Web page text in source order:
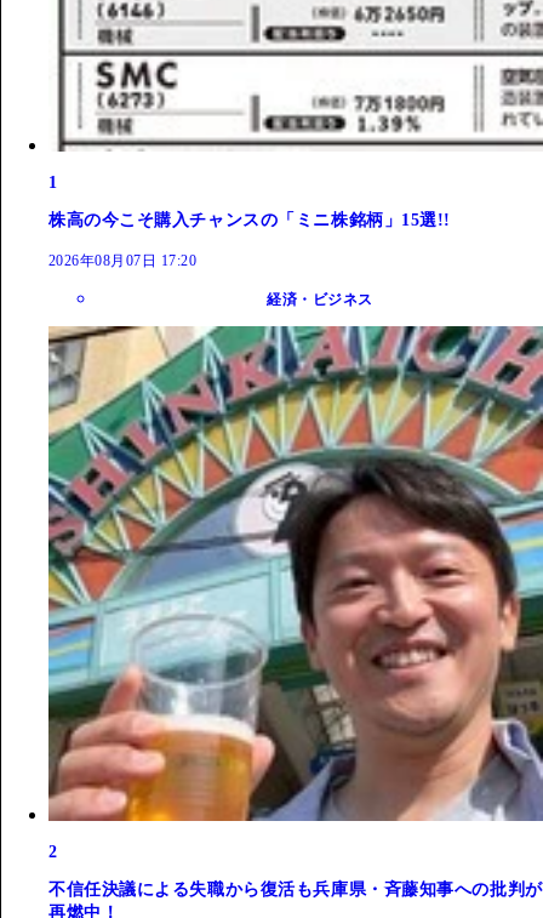
1
株高の今こそ購入チャンスの「ミニ株銘柄」15選!!
2026年08月07日 17:20
経済・ビジネス
2
不信任決議による失職から復活も兵庫県・斉藤知事への批判が
再燃中！